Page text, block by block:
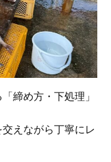
締め方・下処理」
えながら丁寧にレ